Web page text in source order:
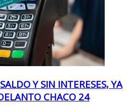
Y SIN INTERESES, YA
CHACO 24